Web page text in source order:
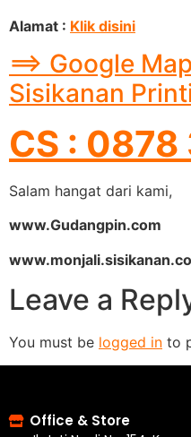
Alamat : Klik disini
==> Google
Sisikanan
CS :
Salam hangat dari kami,
www.Gudangpin.com
Leave a
You must be logged in to
Office & Store